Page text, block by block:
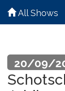
All Shows
20/09/